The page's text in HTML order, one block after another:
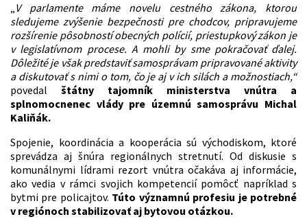
„V parlamente máme novelu cestného zákona, ktorou
sledujeme zvýšenie bezpečnosti pre chodcov, pripravujeme
rozšírenie pôsobností obecných polícií, priestupkový zákon je
v legislatívnom procese. A mohli by sme pokračovať ďalej.
Dôležité je však predstaviť samosprávam pripravované aktivity
a diskutovať s nimi o tom, čo je aj v ich silách a možnostiach,“
povedal štátny tajomník ministerstva vnútra a
splnomocnenec vlády pre územnú samosprávu Michal
Kaliňák.
Spojenie, koordinácia a kooperácia sú východiskom, ktoré
sprevádza aj šnúra regionálnych stretnutí. Od diskusie s
komunálnymi lídrami rezort vnútra očakáva aj informácie,
ako vedia v rámci svojich kompetencií pomôcť napríklad s
bytmi pre policajtov. Túto významnú profesiu je potrebné
v regiónoch stabilizovať aj bytovou otázkou.